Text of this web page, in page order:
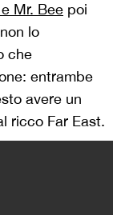
Mr. Bee poi
lo
che
entrambe
avere un
ricco Far East.